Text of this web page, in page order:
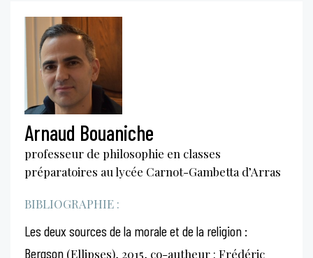
Arnaud Bouaniche
professeur de philosophie en classes
préparatoires au lycée Carnot-Gambetta d’Arras
BIBLIOGRAPHIE :
Les deux sources de la morale et de la religion :
Bergson (Ellipses), 2015, co-autheur : Frédéric